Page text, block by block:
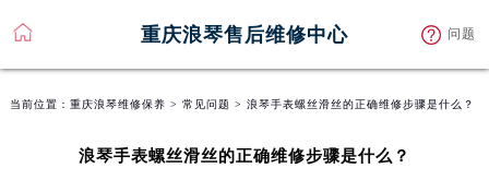
重庆浪琴售后维修中心 问题
当前位置： 重庆浪琴维修保养 > 常见问题 > 浪琴手表螺丝滑丝的正确维修步骤是什么？
浪琴手表螺丝滑丝的正确维修步骤是什么？